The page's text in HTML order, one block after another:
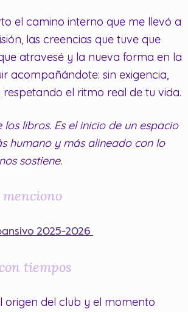
el camino interno que me llevó a
las creencias que tuve que
atravesé y la nueva forma en la
acompañándote: sin exigencia,
respetando el ritmo real de tu vida.
libros. Es el inicio de un espacio
humano y más alineado con lo
sostiene.
menciono
2025-2026
tiempos
origen del club y el momento